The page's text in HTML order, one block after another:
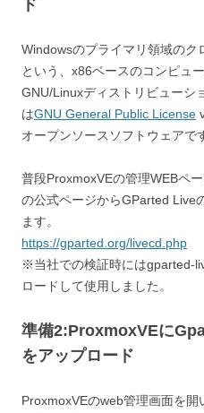
ド
Windowsのプライマリ領域のク
という、x86ベースのコンピュ
GNU/Linuxディストリビューシ
はGNU General Public License
オープンソースソフトウェアで
普段ProxmoxVEの管理WEBペ
の公式ページからGParted Live
ます。
https://gparted.org/livecd.php
※当社での検証時にはgparted-
ロードして使用しました。
準備2:ProxmoxVEに
をアップロード
ProxmoxVEのweb管理画面を